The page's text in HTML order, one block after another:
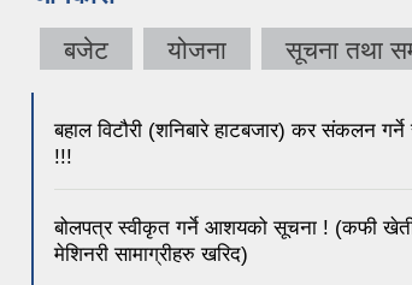
बजेट योजना सूचना तथा
बहाल विटौरी (शनिबारे हाटबजार) कर संकलन
!!!
बोलपत्र स्वीकृत गर्ने आशयको सूचना ! (कफी खेती
मेशिनरी सामाग्रीहरु खरिद)